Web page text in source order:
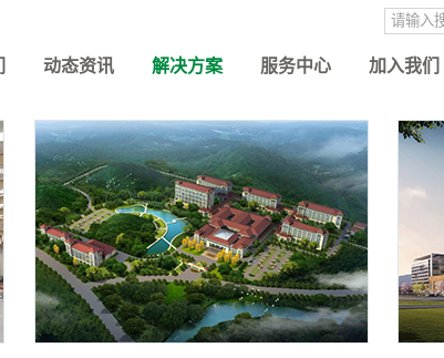
动态资讯 解决方案 服务中心 加入我们
案例研究